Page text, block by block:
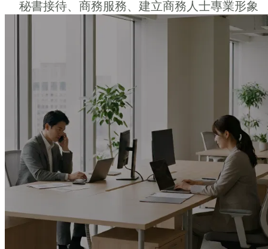
秘書接待、商務服務、建立商務人士專業形象